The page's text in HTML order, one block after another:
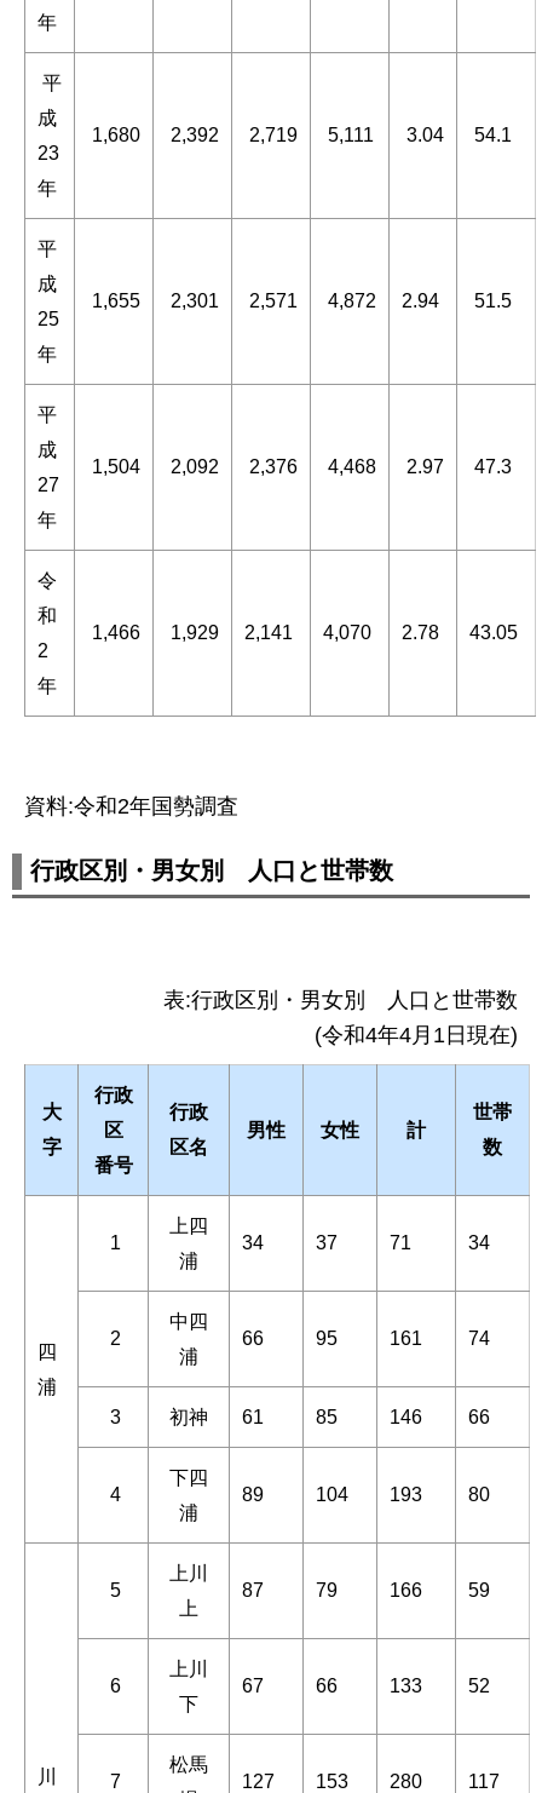
年
平
成
23
年
1,680 2,392 2,719 5,111 3.04 54.1
平
成
25
年
1,655 2,301 2,571 4,872 2.94 51.5
平
成
27
年
1,504 2,092 2,376 4,468 2.97 47.3
令
和
2
年
1,466 1,929 2,141 4,070 2.78 43.05
資料:令和2年国勢調査
行政区別・男女別 人口と世帯数
表:行政区別・男女別 人口と世帯数
(令和4年4月1日現在)
大
字
行政
区
番号
行政
区名
男性 女性 計
世帯
数
四
浦
1
上四
浦
34 37 71 34
2
中四
浦
66 95 161 74
3 初神 61 85 146 66
4
下四
浦
89 104 193 80
川
5
上川
上
87 79 166 59
6
上川
下
67 66 133 52
7
松馬
127 153 280 117